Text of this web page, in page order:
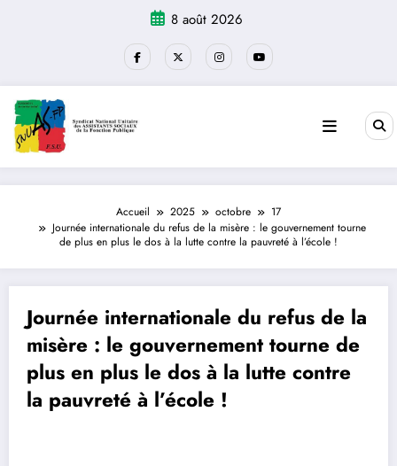
8 août 2026
Accueil 2025 octobre
17
Journée internationale du refus de la misère : le gouvernement tourne
de plus en plus le dos à la lutte contre la pauvreté à l’école !
Journée internationale du refus de la
misère : le gouvernement tourne de
plus en plus le dos à la lutte contre
la pauvreté à l’école !